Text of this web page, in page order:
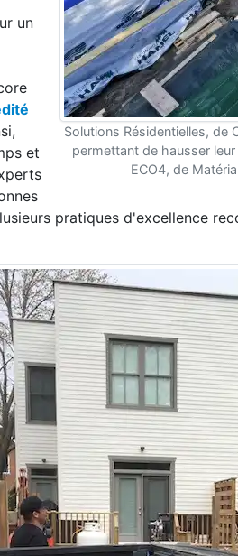
Solutions Résidentielles,
permettant de hausser
ECO4, de
un
et
pratiques d'excellence